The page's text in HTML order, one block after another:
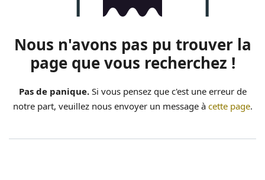
Erreur 404
Nous n'avons pas pu trouver la
page que vous recherchez !
Pas de panique.Si vous pensez que c'est une erreur de
notre part, veuillez nous envoyer un message à cette page.